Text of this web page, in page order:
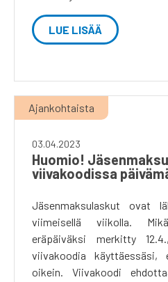
LUE LISÄÄ
Ajankohtaista
03.04.2023
Huomio!
viivakoodissa
Jäsenmaksulaskut ovat
viimeisellä viikolla.
eräpäiväksi merkitty
viivakoodia käyttäessäsi,
oikein. Viivakoodi